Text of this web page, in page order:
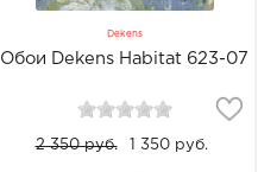
Dekens
Обои Dekens Habitat 623-07
2 350 руб. 1 350 руб.